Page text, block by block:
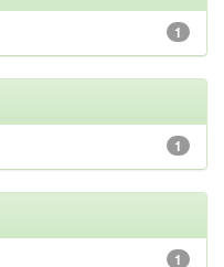
1
1
1